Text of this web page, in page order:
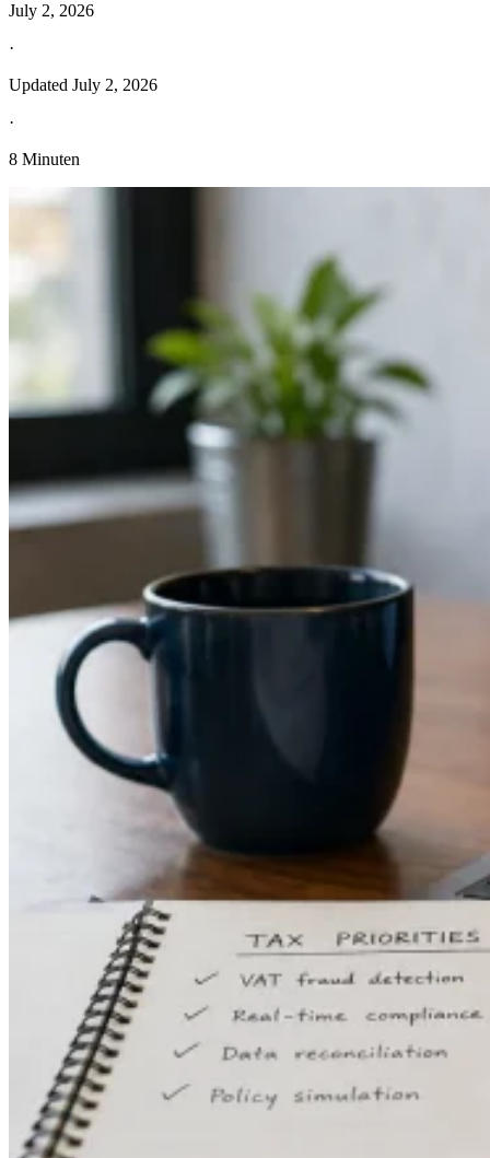
Länder-Steuerleitfäden
Alle LeitfädenEuropa Amerika Asien-Pazifik Afrika
July 2, 2026
·
Updated July 2, 2026
·
8 Minuten